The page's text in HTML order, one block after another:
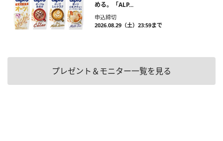
める。「ALP...
申込締切
2026.08.29（土）23:59まで
プレゼント＆モニター一覧を見る